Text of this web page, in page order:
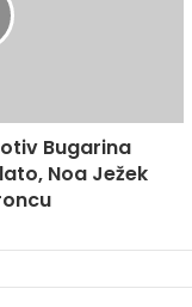
Bugarina
Noa Ježek